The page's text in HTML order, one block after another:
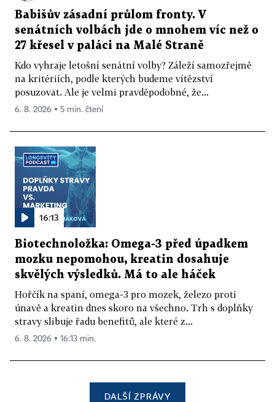
Babišův zásadní průlom fronty. V
senátních volbách jde o mnohem víc než o
27 křesel v paláci na Malé Straně
Kdo vyhraje letošní senátní volby? Záleží samozřejmě
na kritériích, podle kterých budeme vítězství
posuzovat. Ale je velmi pravděpodobné, že...
6. 8. 2026 ▪ 5 min. čtení
16:13
Biotechnoložka: Omega-3 před úpadkem
mozku nepomohou, kreatin dosahuje
skvělých výsledků. Má to ale háček
Hořčík na spaní, omega-3 pro mozek, železo proti
únavě a kreatin dnes skoro na všechno. Trh s doplňky
stravy slibuje řadu benefitů, ale které z...
6. 8. 2026 ▪ 16:13 min.
DALŠÍ ZPRÁVY